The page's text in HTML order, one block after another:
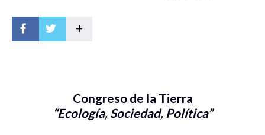
+
Congreso de la Tierra
“Ecología, Sociedad, Política”